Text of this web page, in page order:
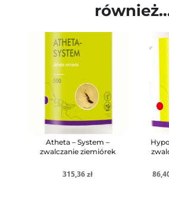
Atheta – System –
zwalczanie ziemiórek
315,36zł